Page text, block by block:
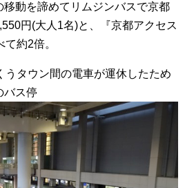
移動を諦めてリムジンバスで京都
円(大人1名)と、『京都アクセス
約2倍。
うタウン間の電車が運休したため
バス停